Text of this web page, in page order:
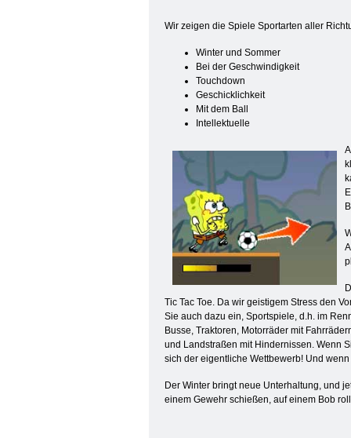
Wir zeigen die Spiele Sportarten aller
Winter und Sommer
Bei der Geschwindigkeit
Touchdown
Geschicklichkeit
Mit dem Ball
Intellektuelle
Tic Tac Toe. Da wir geistigem Stress den
Sie auch dazu ein, Sportspiele, d.h. im
Busse, Traktoren, Motorräder mit
und Landstraßen mit Hindernissen. Wenn
sich der eigentliche Wettbewerb! Und
Der Winter bringt neue Unterhaltung, und
einem Gewehr schießen, auf einem Bob